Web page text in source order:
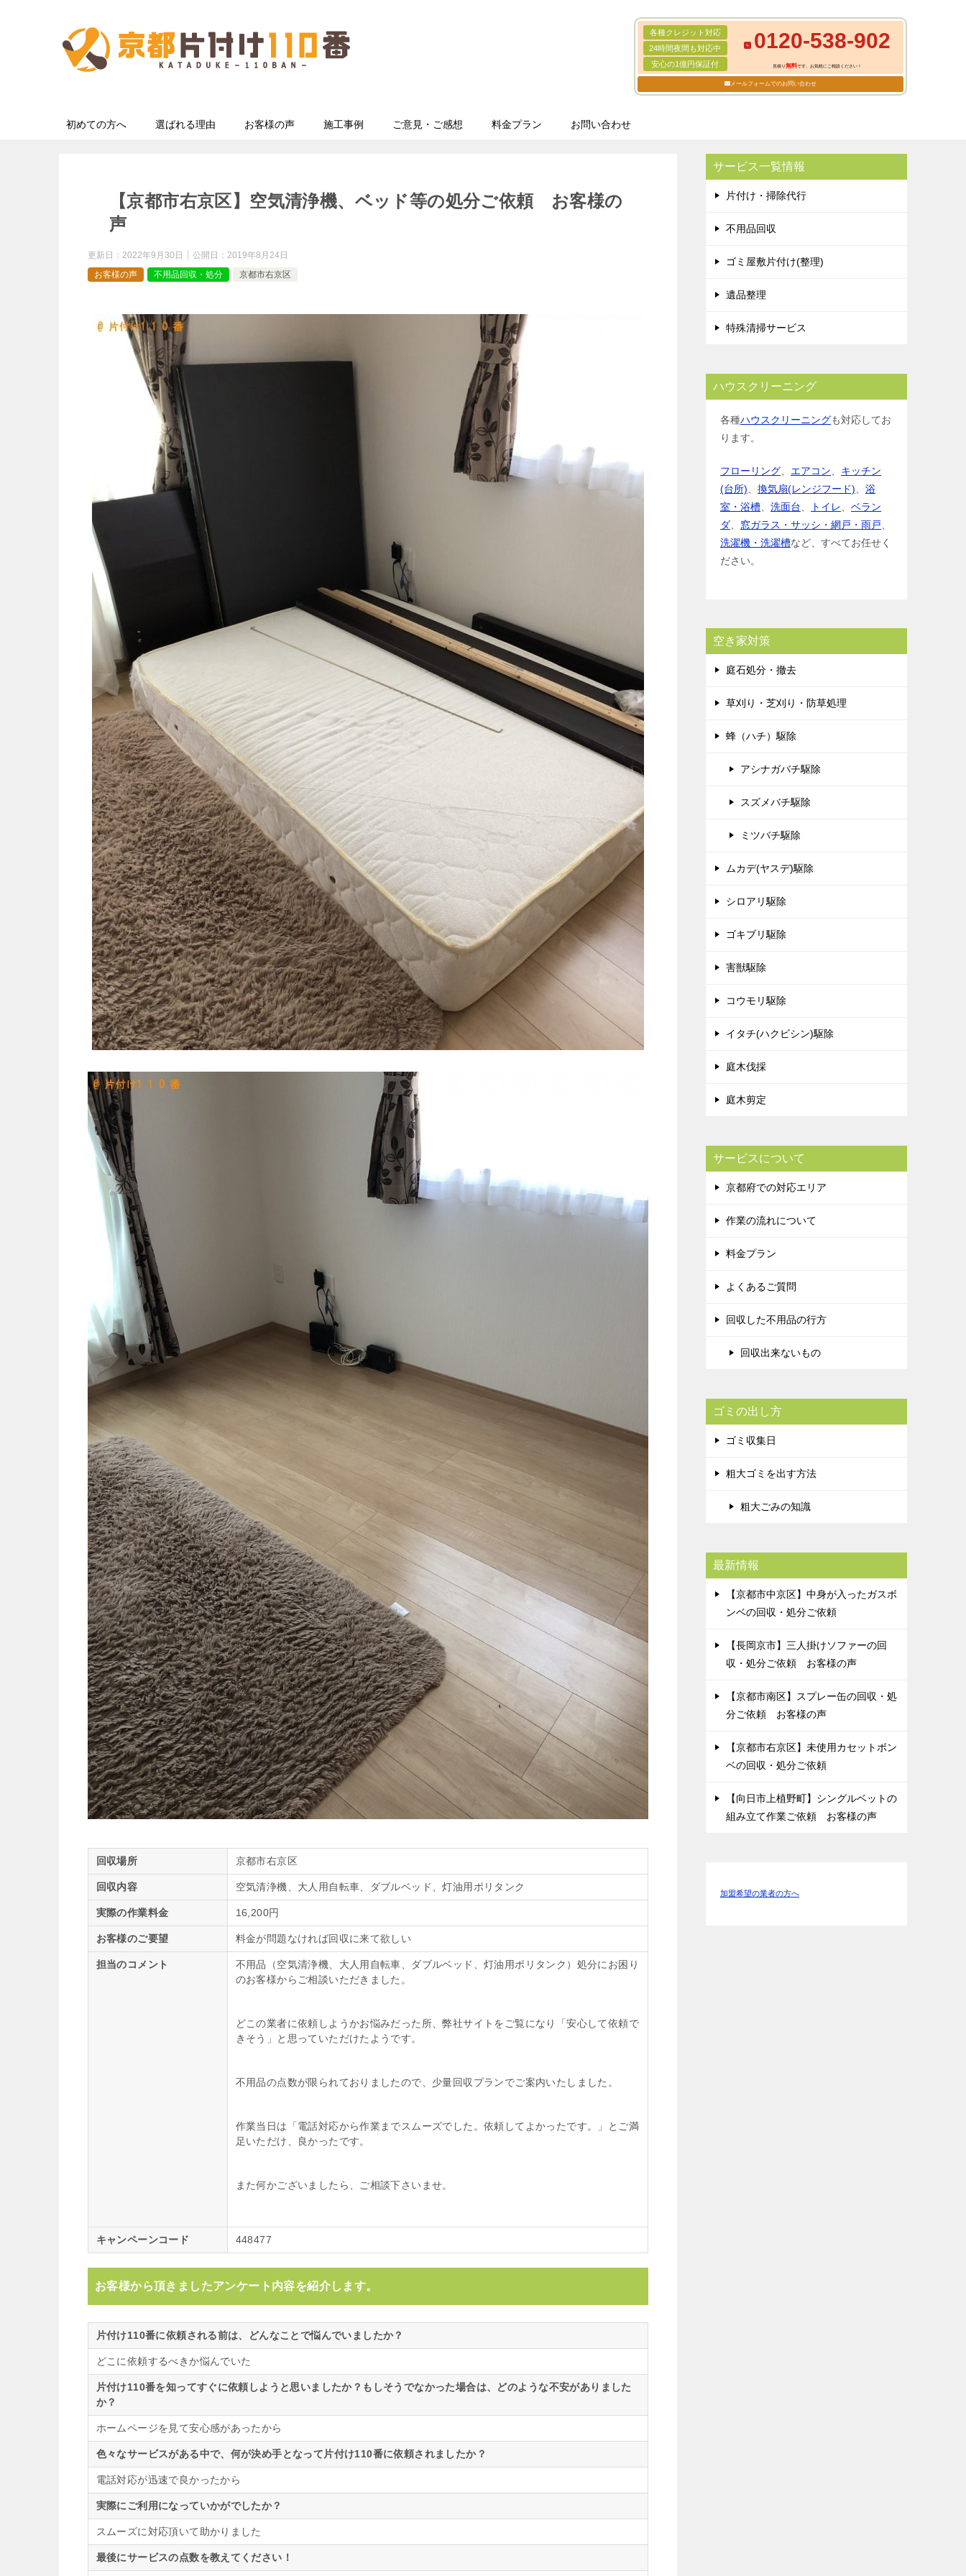
各種クレジット対応
24時間夜間も対応中
安心の1億円保証付
0120-538-902
見積り無料です。お気軽にご相談ください！
メールフォームでのお問い合わせ
初めての方へ 選ばれる理由 お客様の声 施工事例 ご意見・ご感想 料金プラン お問い合わせ
【京都市右京区】空気清浄機、ベッド等の処分ご依頼 お客様の
声
更新日： 2022年9月30日 公開日： 2019年8月24日
お客様の声
不用品回収・処分 京都市右京区
回収場所 京都市右京区
回収内容 空気清浄機、大人用自転車、ダブルベッド、灯油用ポリタンク
実際の作業料金 16,200円
お客様のご要望 料金が問題なければ回収に来て欲しい
担当のコメント
不用品（空気清浄機、大人用自転車、ダブルベッド、灯油用ポリタンク）処分にお困り
のお客様からご相談いただきました。
どこの業者に依頼しようかお悩みだった所、弊社サイトをご覧になり「安心して依頼で
きそう」と思っていただけたようです。
不用品の点数が限られておりましたので、少量回収プランでご案内いたしました。
作業当日は「電話対応から作業までスムーズでした。依頼してよかったです。」とご満
足いただけ、良かったです。
また何かございましたら、ご相談下さいませ。
キャンペーンコード 448477
お客様から頂きましたアンケート内容を紹介します。
片付け110番に依頼される前は、どんなことで悩んでいましたか？
どこに依頼するべきか悩んでいた
片付け110番を知ってすぐに依頼しようと思いましたか？もしそうでなかった場合は、どのような不安がありました
か？
ホームページを見て安心感があったから
色々なサービスがある中で、何が決め手となって片付け110番に依頼されましたか？
電話対応が迅速で良かったから
実際にご利用になっていかがでしたか？
スムーズに対応頂いて助かりました
最後にサービスの点数を教えてください！
サービス一覧情報
片付け・掃除代行
不用品回収
ゴミ屋敷片付け(整理)
遺品整理
特殊清掃サービス
ハウスクリーニング
各種ハウスクリーニングも対応してお
ります。
フローリング エアコン
キッチン
(台所)
換気扇(レンジフード)
浴
室・浴槽
洗面台 トイレ
ベラン
ダ
窓ガラス・サッシ・網戸・雨戸
洗濯機・洗濯槽など、すべてお任せく
ださい。
空き家対策
庭石処分・撤去
草刈り・芝刈り・防草処理
蜂（ハチ）駆除
アシナガバチ駆除
スズメバチ駆除
ミツバチ駆除
ムカデ(ヤスデ)駆除
シロアリ駆除
ゴキブリ駆除
害獣駆除
コウモリ駆除
イタチ(ハクビシン)駆除
庭木伐採
庭木剪定
サービスについて
京都府での対応エリア
作業の流れについて
料金プラン
よくあるご質問
回収した不用品の行方
回収出来ないもの
ゴミの出し方
ゴミ収集日
粗大ゴミを出す方法
粗大ごみの知識
最新情報
【京都市中京区】中身が入ったガスボ
ンベの回収・処分ご依頼
【長岡京市】三人掛けソファーの回
収・処分ご依頼 お客様の声
【京都市南区】スプレー缶の回収・処
分ご依頼 お客様の声
【京都市右京区】未使用カセットボン
ベの回収・処分ご依頼
【向日市上植野町】シングルベットの
組み立て作業ご依頼 お客様の声
加盟希望の業者の方へ